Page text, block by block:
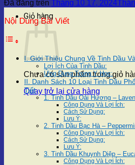
Giỏ hàng
Chưa có sản phẩm trong giỏ
Quay trở lại cửa hàng
Đã đăng trên Tháng 10 17, 2024
Nội Dung Bài Viết
I. Giới Thiệu Chung Về Tinh Dầu
Lợi Ích Của Tinh Dầu:
Ứng Dụng Trong Y Học:
II. Danh Sách 10 Loại Tinh Dầu
Tiết
1. Tinh Dầu Oải Hương –
Công Dụng Và Lợi Ích:
Cách Sử Dụng:
Lưu Ý:
2. Tinh Dầu Bạc Hà –
Công Dụng Và Lợi Ích:
Cách Sử Dụng:
Lưu Ý:
3. Tinh Dầu Khuynh Diệp –
Công Dụng Và Lợi Ích: